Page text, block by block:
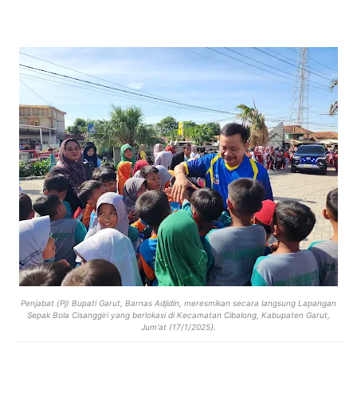
Penjabat (Pj) Bupati Garut, Barnas Adjidin, meresmikan secara langsung Lapangan
Sepak Bola Cisanggiri yang berlokasi di Kecamatan Cibalong, Kabupaten Garut,
Jum'at (17/1/2025).